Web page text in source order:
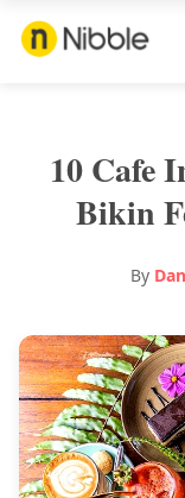
10 Cafe
Bikin
By